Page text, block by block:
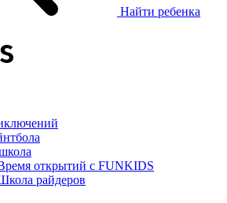
Найти ребенка
открытий с FUNKIDS
райдеров